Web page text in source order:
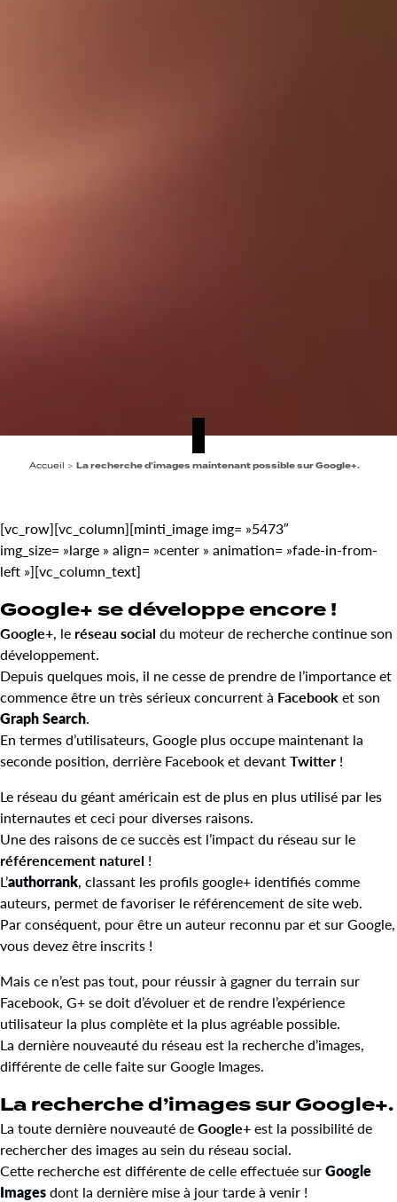
Accueil > La recherche d’images maintenant possible sur Google+.
[vc_row][vc_column][minti_image img= »5473″
img_size= »large » align= »center » animation= »fade-in-from-
left »][vc_column_text]
Google+ se développe encore !
Google+, le réseau social du moteur de recherche continue son
développement.
Depuis quelques mois, il ne cesse de prendre de l’importance et
commence être un très sérieux concurrent à Facebooket son
Graph Search.
En termes d’utilisateurs, Google plus occupe maintenant la
seconde position, derrière Facebook et devantTwitter !
Le réseau du géant américain est de plus en plus utilisé par les
internautes et ceci pour diverses raisons.
Une des raisons de ce succès est l’impact du réseau sur le
référencement naturel !
L’authorrank, classant les profils google+ identifiés comme
auteurs, permet de favoriser le référencement de site web.
Par conséquent, pour être un auteur reconnu par et sur Google,
vous devez être inscrits !
Mais ce n’est pas tout, pour réussir à gagner du terrain sur
Facebook, G+ se doit d’évoluer et de rendre l’expérience
utilisateur la plus complète et la plus agréable possible.
La dernière nouveauté du réseau est la recherche d’images,
différente de celle faite sur Google Images.
La recherche d’images sur Google+.
La toute dernière nouveauté deGoogle+est la possibilité de
rechercher des images au sein du réseau social.
Cette recherche est différente de celle effectuée surGoogle
Imagesdont la dernière mise à jour tarde à venir !